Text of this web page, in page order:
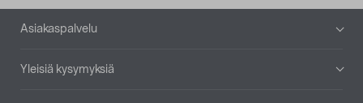
Alatunniste
Asiakaspalvelu
Yleisiä kysymyksiä